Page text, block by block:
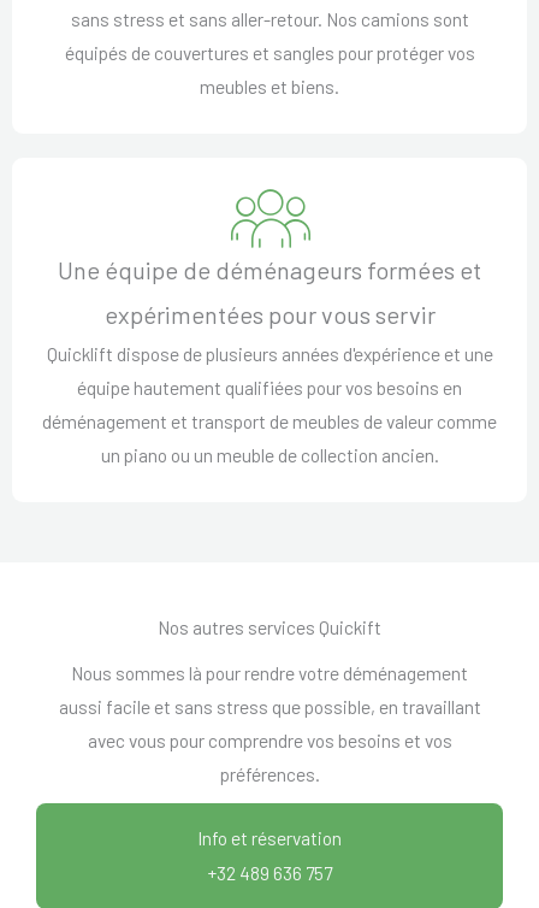
sans stress et sans aller-retour. Nos camions sont
équipés de couvertures et sangles pour protéger vos
meubles et biens.
Une équipe de déménageurs formées et
expérimentées pour vous servir
Quicklift dispose de plusieurs années d'expérience et une
équipe hautement qualifiées pour vos besoins en
déménagement et transport de meubles de valeur comme
un piano ou un meuble de collection ancien.
Nos autres services Quickift
Nous sommes là pour rendre votre déménagement
aussi facile et sans stress que possible, en travaillant
avec vous pour comprendre vos besoins et vos
préférences.
Info et réservation
+32 489 636 757